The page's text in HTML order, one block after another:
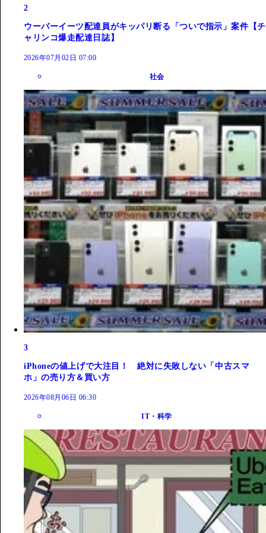
2
ウーバーイーツ配達員がキッパリ断る「ついで指示」案件【チ
ャリンコ爆走配達日誌】
2026年07月02日 07:00
社会
3
iPhoneの値上げで大注目！ 絶対に失敗しない「中古スマ
ホ」の売り方＆買い方
2026年08月06日 06:30
IT・科学